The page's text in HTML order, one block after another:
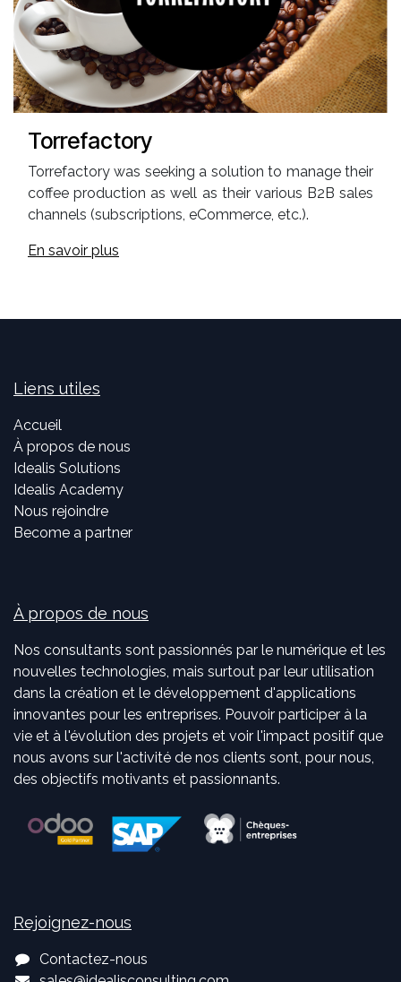
Torrefactory
Torrefactory was seeking a solution to manage their
coffee production as well as their various B2B sales
channels (subscriptions, eCommerce, etc.).
En savoir plus
Liens utiles
Accueil
À propos de nous
Idealis Solutions
Idealis Academy
Nous rejoindre
Become a partner
À propos de nous
Nos consultants sont passionnés par le numérique et les
nouvelles technologies, mais surtout par leur utilisation
dans la création et le développement d'applications
innovantes pour les entreprises. Pouvoir participer à la
vie et à l'évolution des projets et voir l'impact positif que
nous avons sur l'activité de nos clients sont, pour nous,
des objectifs motivants et passionnants.
Rejoignez-nous
Contactez-nous